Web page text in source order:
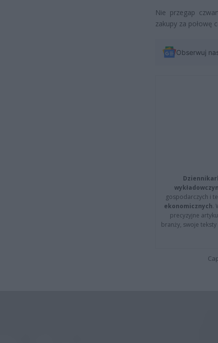
Nie przegap
zakupy za połowę
Obserwuj
gospodarczych i
ekonomicznych.
precyzyjne
branży, swoje